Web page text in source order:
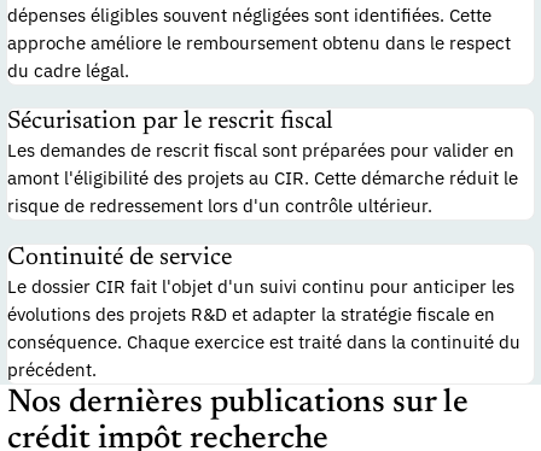
dépenses éligibles souvent négligées sont identifiées. Cette
approche améliore le remboursement obtenu dans le respect
du cadre légal.
Sécurisation par le rescrit fiscal
Les demandes de rescrit fiscal sont préparées pour valider en
amont l'éligibilité des projets au CIR. Cette démarche réduit le
risque de redressement lors d'un contrôle ultérieur.
Continuité de service
Le dossier CIR fait l'objet d'un suivi continu pour anticiper les
évolutions des projets R&D et adapter la stratégie fiscale en
conséquence. Chaque exercice est traité dans la continuité du
précédent.
Nos dernières publications sur le
crédit impôt recherche